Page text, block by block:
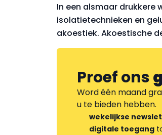
In een alsmaar drukkere
isolatietechnieken en
akoestiek. Akoestische
Proef ons
Word één maand
u te bieden hebben.
wekelijkse
digitale toegang